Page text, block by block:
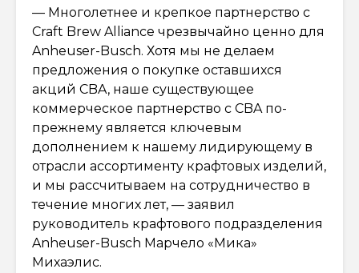
— Многолетнее и крепкое партнерство с
Craft Brew Alliance чрезвычайно ценно для
Anheuser-Busch. Хотя мы не делаем
предложения о покупке оставшихся
акций CBA, наше существующее
коммерческое партнерство с CBA по-
прежнему является ключевым
дополнением к нашему лидирующему в
отрасли ассортименту крафтовых изделий,
и мы рассчитываем на сотрудничество в
течение многих лет, — заявил
руководитель крафтового подразделения
Anheuser-Busch Марчело «Мика»
Михаэлис.